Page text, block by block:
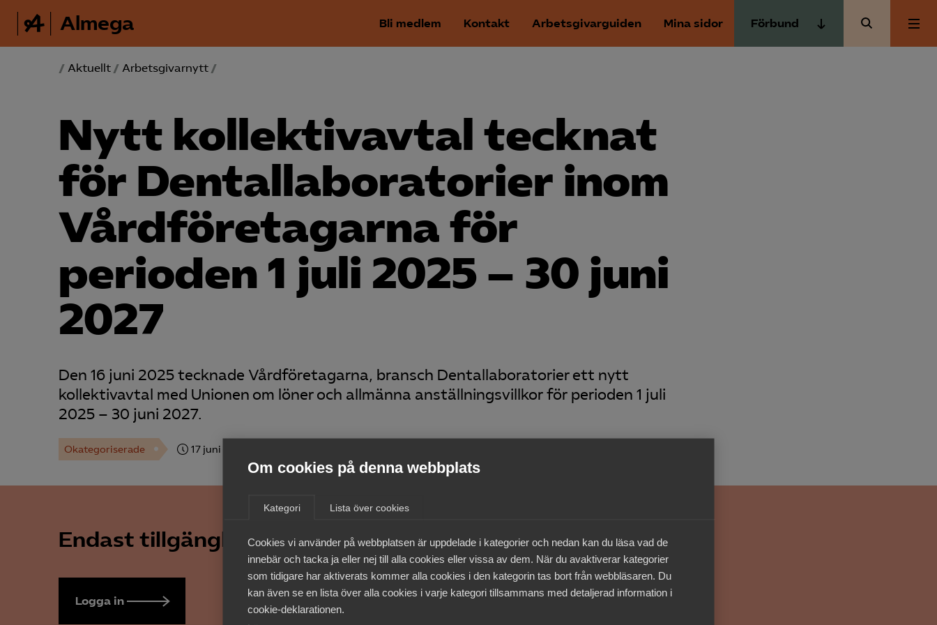
Om cookies på denna webbplats
Kategori Lista över cookies
Cookies vi använder på webbplatsen är uppdelade i kategorier och nedan kan du läsa vad de
innebär och tacka ja eller nej till alla cookies eller vissa av dem. När du avaktiverar kategorier
som tidigare har aktiverats kommer alla cookies i den kategorin tas bort från webbläsaren. Du
kan även se en lista över alla cookies i varje kategori tillsammans med detaljerad information i
cookie-deklarationen.
Almega Bli medlem Kontakt Arbetsgivarguiden Mina sidor Förbund
/ Aktuellt / Arbetsgivarnytt /
Nytt kollektivavtal tecknat
för Dentallaboratorier inom
Vård­företagarna för
perioden 1 juli 2025 – 30 juni
2027
Den 16 juni 2025 tecknade Vårdföretagarna, bransch Dentallaboratorier ett nytt
kollektivavtal med Unionen om löner och allmänna anställningsvillkor för perioden 1 juli
2025 – 30 juni 2027.
Okategoriserade 17 juni 2025
Endast tillgänglig för medlemmar
Logga in Bli medlem